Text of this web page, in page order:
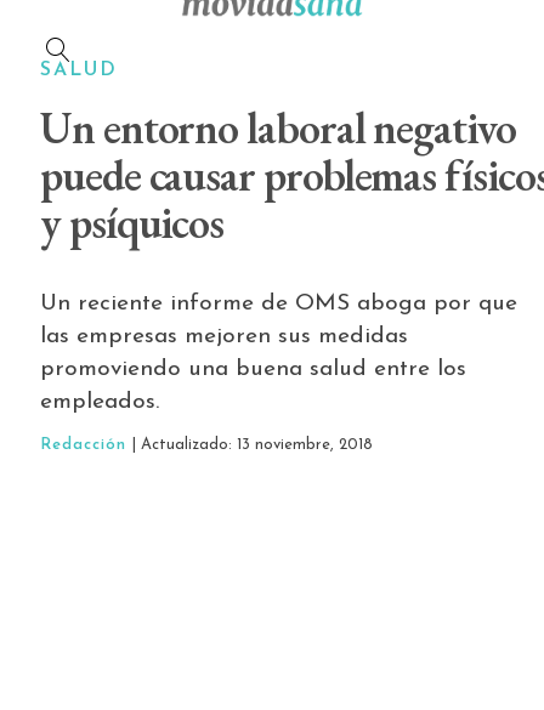
SALUD
Un entorno laboral negativo
puede causar problemas
y psíquicos
Un reciente informe de OMS aboga por que
las empresas mejoren sus medidas
promoviendo una buena salud entre los
empleados.
Redacción | Actualizado: 13 noviembre, 2018